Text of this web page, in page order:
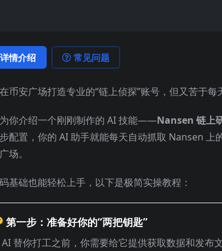
详情介绍 常见问题
币安广场打造专业的“链上侦探”账号，但又苦于每
你介绍一个刚刚制作的 AI 技能——Nansen 链上
配置，你的 AI 助手就能每天自动抓取 Nansen
场。
基础也能轻松上手，以下是极简实操教程：
第一步：准备好你的“两把钥匙”
替你打工之前，你需要给它提供获取数据和发布